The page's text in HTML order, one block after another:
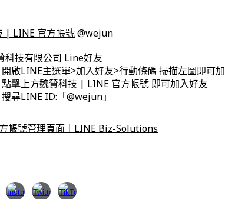
| LINE 官方帳號@wejun
科技有限公司 Line好友
啟LINE主選單>加入好友>行動條碼 掃描左圖即可
擊上方魏贊科技 | LINE 官方帳號 即可加入好友
尋LINE ID:「@wejun」
帳號管理頁面｜LINE Biz-Solutions